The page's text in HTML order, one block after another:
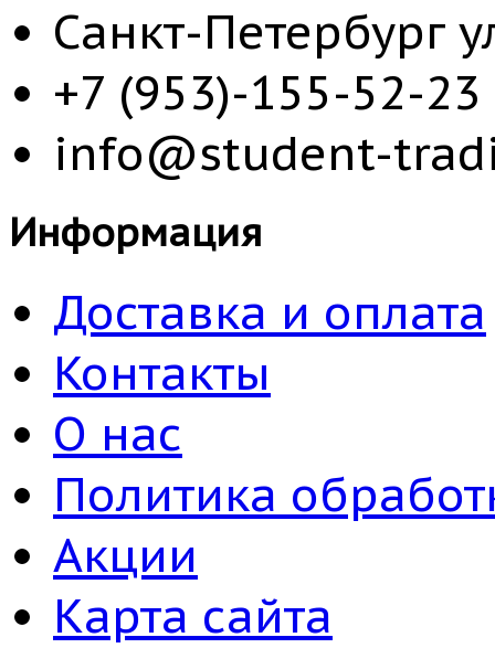
Санкт-Петербург
+7 (953)-155-52-23
info@student-
Информация
Доставка и оплата
Контакты
О нас
Политика
Акции
Карта сайта